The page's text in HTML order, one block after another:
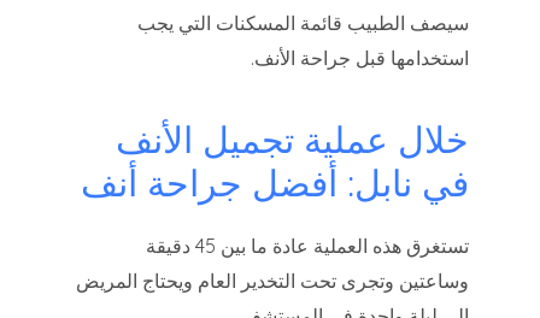
سيصف الطبيب قائمة المسكنات التي يجب
استخدامها قبل جراحة الأنف.
خلال عملية تجميل الأنف
في نابل: أفضل جراحة أنف
تستغرق هذه العملية عادة ما بين 45 دقيقة
وساعتين وتجرى تحت التخدير العام ويحتاج المريض